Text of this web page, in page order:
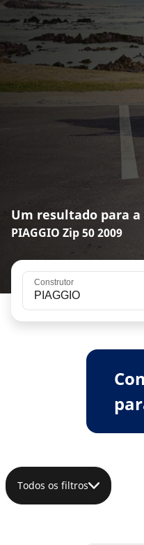
Um resultado para a
PIAGGIO Zip 50 2009
Construtor
PIAGGIO
Todos os filtros